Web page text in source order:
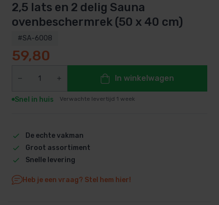
2,5 lats en 2 delig Sauna
ovenbeschermrek (50 x 40 cm)
#SA-6008
59,80
In winkelwagen
Snel in huis Verwachte levertijd 1 week
De echte vakman
Groot assortiment
Snelle levering
Heb je een vraag? Stel hem hier!